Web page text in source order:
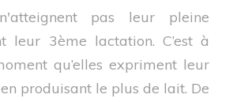
pas leur pleine
leur 3ème lactation. C’est à
qu’elles expriment leur
produisant le plus de lait. De